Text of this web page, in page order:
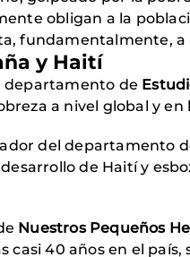
obligan a la
fundamentalmente, a
y Haití
departamento de
a nivel global y
del departamento
de Haití y
Nuestros Pequeños
casi 40 años en el